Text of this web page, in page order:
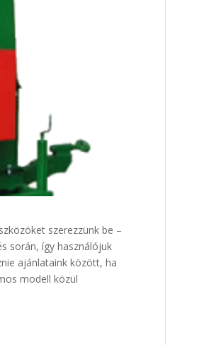
szerezzünk be –
során, így használójuk
ajánlataink között, ha
modell közül